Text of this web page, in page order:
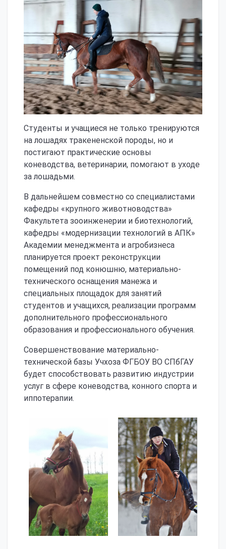
Студенты и учащиеся не только тренируются
на лошадях тракененской породы, но и
постигают практические основы
коневодства, ветеринарии, помогают в уходе
за лошадьми.
В дальнейшем совместно со специалистами
кафедры «крупного животноводства»
Факультета зооинженерии и биотехнологий,
кафедры «модернизации технологий в АПК»
Академии менеджмента и агробизнеса
планируется проект реконструкции
помещений под конюшню, материально-
технического оснащения манежа и
специальных площадок для занятий
студентов и учащихся, реализации программ
дополнительного профессионального
образования и профессионального обучения.
Совершенствование материально-
технической базы Учхоза ФГБОУ ВО СПбГАУ
будет способствовать развитию индустрии
услуг в сфере коневодства, конного спорта и
иппотерапии.